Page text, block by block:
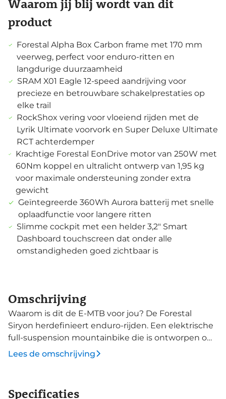
Waarom jij blij wordt van dit
product
Forestal Alpha Box Carbon frame met 170 mm
veerweg, perfect voor enduro-ritten en
langdurige duurzaamheid
SRAM X01 Eagle 12-speed aandrijving voor
precieze en betrouwbare schakelprestaties op
elke trail
RockShox vering voor vloeiend rijden met de
Lyrik Ultimate voorvork en Super Deluxe Ultimate
RCT achterdemper
Krachtige Forestal EonDrive motor van 250W met
60Nm koppel en ultralicht ontwerp van 1,95 kg
voor maximale ondersteuning zonder extra
gewicht
Geïntegreerde 360Wh Aurora batterij met snelle
oplaadfunctie voor langere ritten
Slimme cockpit met een helder 3,2" Smart
Dashboard touchscreen dat onder alle
omstandigheden goed zichtbaar is
Omschrijving
Waarom is dit de E-MTB voor jou? De Forestal
Siryon herdefinieert enduro-rijden. Een elektrische
full-suspension mountainbike die is ontworpen om
te presteren en is ontwikkeld met innovatie. Met
170mm voor- en achtervering is deze fiets klaar om
Lees de omschrijving
Specificaties